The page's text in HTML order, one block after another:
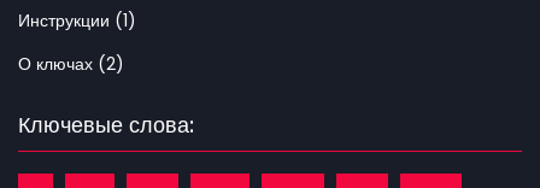
Инструкции (1)
О ключах (2)
Ключевые слова: